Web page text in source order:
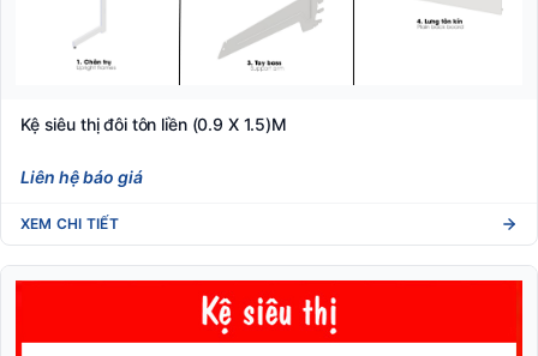
Kệ siêu thị đôi tôn liền (0.9 X 1.5)M
Liên hệ báo giá
XEM CHI TIẾT